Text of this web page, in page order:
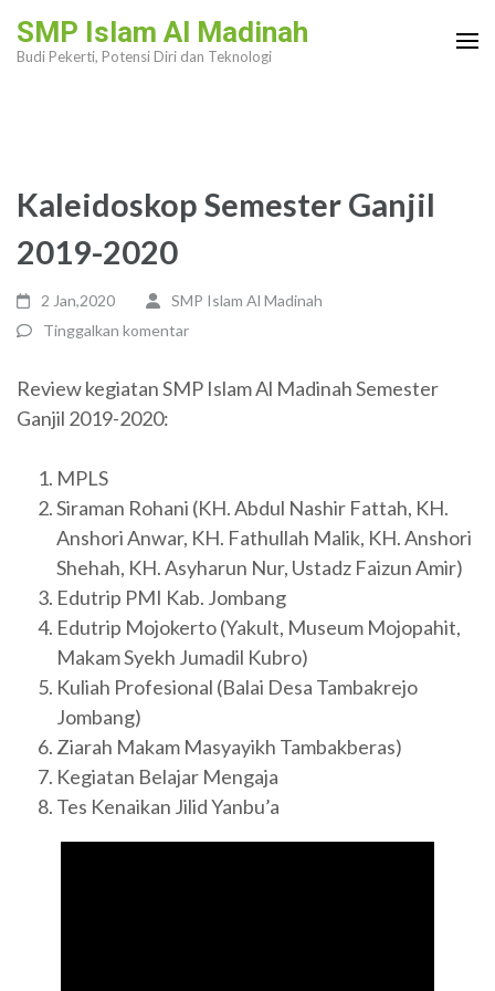
keSMP Islam Al Madinah
Budi Pekerti, Potensi Diri dan Teknologi
Kaleidoskop Semester Ganjil
2019-2020
2 Jan,2020
SMP Islam Al Madinah
Tinggalkan komentar
Review kegiatan SMP Islam Al Madinah Semester
Ganjil 2019-2020:
MPLS
Siraman Rohani (KH. Abdul Nashir Fattah, KH.
Anshori Anwar, KH. Fathullah Malik, KH. Anshori
Shehah, KH. Asyharun Nur, Ustadz Faizun Amir)
Edutrip PMI Kab. Jombang
Edutrip Mojokerto (Yakult, Museum Mojopahit,
Makam Syekh Jumadil Kubro)
Kuliah Profesional (Balai Desa Tambakrejo
Jombang)
Ziarah Makam Masyayikh Tambakberas)
Kegiatan Belajar Mengaja
Tes Kenaikan Jilid Yanbu’a